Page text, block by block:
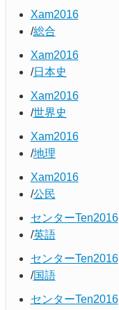
Xam2016
総合
Xam2016
日本史
Xam2016
世界史
Xam2016
地理
Xam2016
公民
センターTen2016
英語
センターTen2016
国語
センターTen2016